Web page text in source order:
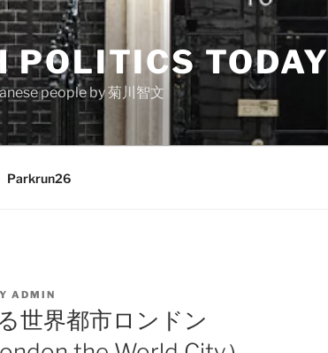
POLITICS TODAY
people by 菊川智文
Parkrun26
ADMIN
世界都市ロンドン